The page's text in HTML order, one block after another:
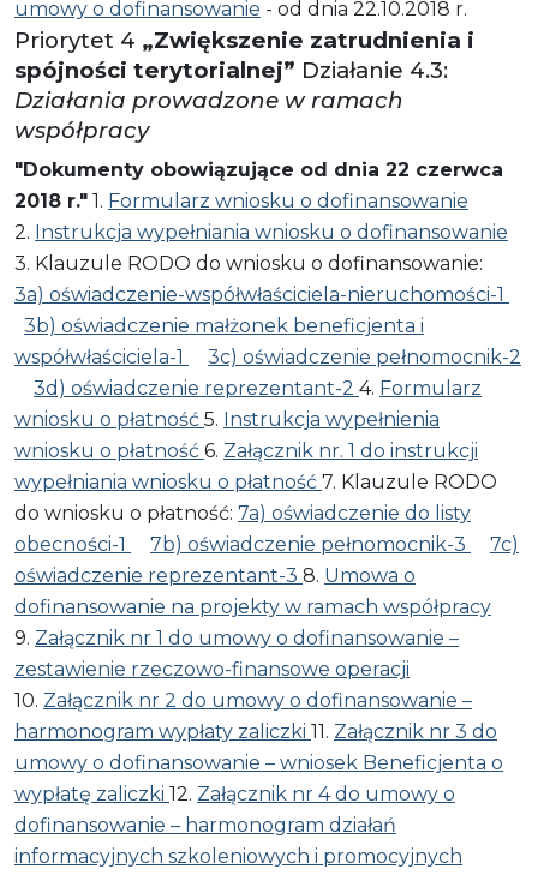
umowy o dofinansowanie - od dnia 22.10.2018 r.
Priorytet 4 „Zwiększenie zatrudnienia i
spójności terytorialnej” Działanie 4.3:
Działania prowadzone w ramach
współpracy
"Dokumenty obowiązujące od dnia 22 czerwca
2018 r." 1. Formularz wniosku o dofinansowanie
2. Instrukcja wypełniania wniosku o dofinansowanie
3. Klauzule RODO do wniosku o dofinansowanie:
3a) oświadczenie-współwłaściciela-nieruchomości-1
3b) oświadczenie małżonek beneficjenta i
współwłaściciela-1
3c) oświadczenie pełnomocnik-2
3d) oświadczenie reprezentant-2 4. Formularz
wniosku o płatność 5. Instrukcja wypełnienia
wniosku o płatność 6. Załącznik nr. 1 do instrukcji
wypełniania wniosku o płatność 7. Klauzule RODO
do wniosku o płatność: 7a) oświadczenie do listy
obecności-1
7b) oświadczenie pełnomocnik-3
7c)
oświadczenie reprezentant-3 8. Umowa o
dofinansowanie na projekty w ramach współpracy
9. Załącznik nr 1 do umowy o dofinansowanie –
zestawienie rzeczowo-finansowe operacji
10. Załącznik nr 2 do umowy o dofinansowanie –
harmonogram wypłaty zaliczki 11. Załącznik nr 3 do
umowy o dofinansowanie – wniosek Beneficjenta o
wypłatę zaliczki 12. Załącznik nr 4 do umowy o
dofinansowanie – harmonogram działań
informacyjnych szkoleniowych i promocyjnych